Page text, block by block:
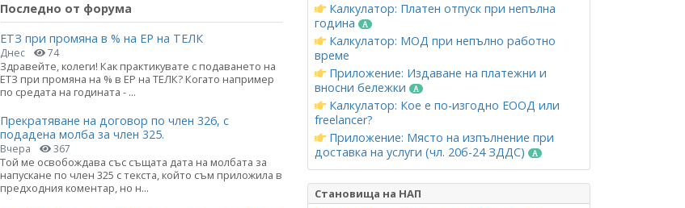
Последно от форума
ЕТЗ при промяна в % на ЕР на ТЕЛК
Днес 74
Здравейте, колеги! Как практикувате с подаването на
ЕТЗ при промяна на % в ЕР на ТЕЛК? Когато например
по средата на годината - ...
Прекратяване на договор по член 326, с
подадена молба за член 325.
Вчера 367
Той ме освобождава със същата дата на молбата за
напускане по член 325 с текста, който съм приложила в
предходния коментар, но н...
Калкулатор: Платен отпуск при непълна
година
Калкулатор: МОД при непълно работно
време
Приложение: Издаване на платежни и
вносни бележки
Калкулатор: Кое е по-изгодно ЕООД или
freelancer?
Приложение: Място на изпълнение при
доставка на услуги (чл. 20б-24 ЗДДС)
Становища на НАП